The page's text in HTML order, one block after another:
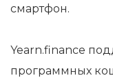
смартфон.
Yearn.finance
программных